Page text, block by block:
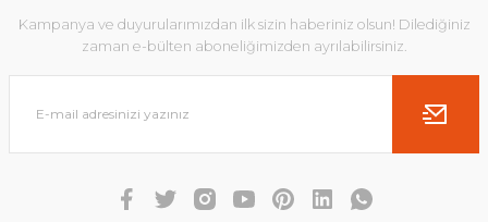
Kampanya ve duyurularımızdan ilk sizin haberiniz olsun! Dilediğiniz
zaman e-bülten aboneliğimizden ayrılabilirsiniz.